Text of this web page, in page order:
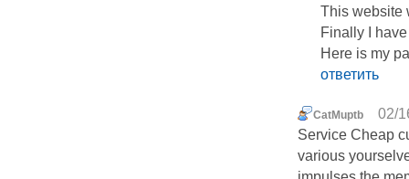
This website
Finally I
Here is my
ответить
CatMuptb
02/
Service Cheap
various